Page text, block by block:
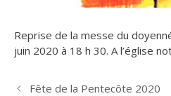
Reprise de la messe du
juin 2020 à 18 h 30. A l’église
Fête de la Pentecôte 2020